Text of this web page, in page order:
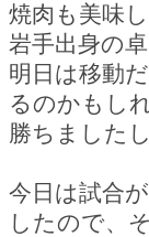
焼肉も美味
岩手出身の
明日は移動
るのかもし
勝ちました
今日は試合
したので、